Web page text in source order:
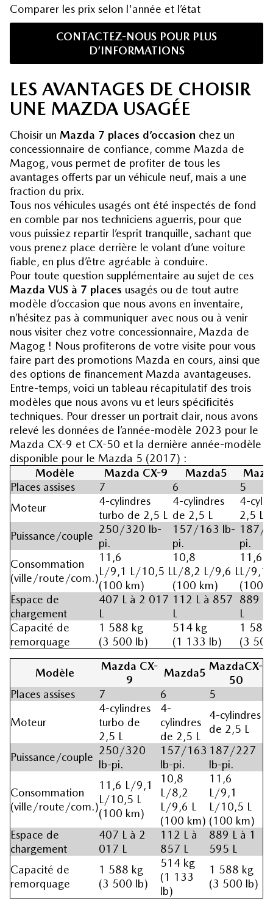
Comparer les prix selon l'année et l’état
CONTACTEZ-NOUS POUR PLUS
D’INFORMATIONS
LES AVANTAGES DE CHOISIR
UNE MAZDA USAGÉE
Choisir un Mazda 7 places d’occasion chez un
concessionnaire de confiance, comme Mazda de
Magog, vous permet de profiter de tous les
avantages offerts par un véhicule neuf, mais a une
fraction du prix.
Tous nos véhicules usagés ont été inspectés de fond
en comble par nos techniciens aguerris, pour que
vous puissiez repartir l’esprit tranquille, sachant que
vous prenez place derrière le volant d’une voiture
fiable, en plus d’être agréable à conduire.
Pour toute question supplémentaire au sujet de ces
Mazda VUS à 7 places usagés ou de tout autre
modèle d’occasion que nous avons en inventaire,
n’hésitez pas à communiquer avec nous ou à venir
nous visiter chez votre concessionnaire, Mazda de
Magog ! Nous profiterons de votre visite pour vous
faire part des promotions Mazda en cours, ainsi que
des options de financement Mazda avantageuses.
Entre-temps, voici un tableau récapitulatif des trois
modèles que nous avons vu et leurs spécificités
techniques. Pour dresser un portrait clair, nous avons
relevé les données de l’année-modèle 2023 pour le
Mazda CX-9 et CX-50 et la dernière année-modèle
disponible pour le Mazda 5 (2017) :
Modèle
Mazda CX-9 Mazda5
Places assises
7 6
5
Moteur
4-cylindres
turbo de 2,5 L
4-cylindres
de 2,5 L
4-
2,5 L
Puissance/couple
250/320 lb-
pi.
157/163 lb-
pi.
187/
pi.
Consommation
(ville/route/com.)
11,6
L/9,1 L/10,5 L
(100 km)
10,8
L/8,2 L/9,6 L
(100 km)
11,6
L/9,1
(100
Espace de
chargement
407 L à 2 017
L
112 L à 857
L
889 L
L
Capacité de
remorquage
1 588 kg
(3 500 lb)
514 kg
(1 133 lb)
1 588
(3
Modèle
Mazda CX-
9
Mazda5
MazdaCX-
50
Places assises
7 6 5
Moteur
4-cylindres
turbo de
2,5 L
4-
cylindres
de 2,5 L
4-cylindres
de 2,5 L
Puissance/couple
250/320
lb-pi.
157/163
lb-pi.
187/227
lb-pi.
Consommation
(ville/route/com.)
11,6 L/9,1
L/10,5 L
(100 km)
10,8
L/8,2
L/9,6 L
(100 km)
11,6
L/9,1
L/10,5 L
(100 km)
Espace de
chargement
407 L à 2
017 L
112 L à
857 L
889 L à 1
595 L
Capacité de
remorquage
1 588 kg
(3 500 lb)
514 kg
(1 133
lb)
1 588 kg
(3 500 lb)